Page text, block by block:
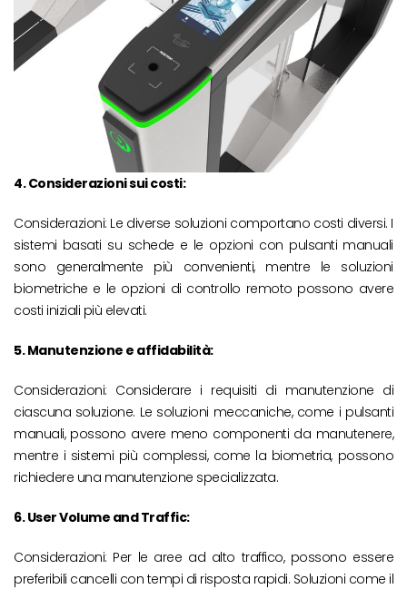
4. Considerazioni sui costi:
Considerazioni: Le diverse soluzioni comportano costi diversi. I
sistemi basati su schede e le opzioni con pulsanti manuali
sono generalmente più convenienti, mentre le soluzioni
biometriche e le opzioni di controllo remoto possono avere
costi iniziali più elevati.
5. Manutenzione e affidabilità:
Considerazioni: Considerare i requisiti di manutenzione di
ciascuna soluzione. Le soluzioni meccaniche, come i pulsanti
manuali, possono avere meno componenti da manutenere,
mentre i sistemi più complessi, come la biometria, possono
richiedere una manutenzione specializzata.
6. User Volume and Traffic:
Considerazioni: Per le aree ad alto traffico, possono essere
preferibili cancelli con tempi di risposta rapidi. Soluzioni come il